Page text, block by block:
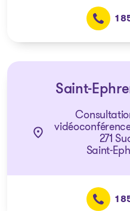
1
Saint-
271
Saint-
1